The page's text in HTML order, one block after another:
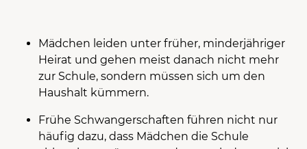
Mädchen leiden unter früher, minderjähriger
Heirat und gehen meist danach nicht mehr
zur Schule, sondern müssen sich um den
Haushalt kümmern.
Frühe Schwangerschaften führen nicht nur
häufig dazu, dass Mädchen die Schule